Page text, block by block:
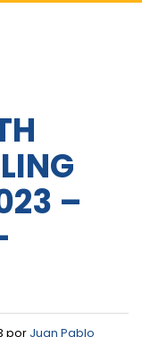
–
por Juan Pablo